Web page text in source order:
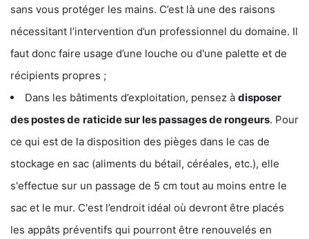
sans vous protéger les mains. C’est là une des raisons
nécessitant l’intervention d’un professionnel du domaine. Il
faut donc faire usage d’une louche ou d'une palette et de
récipients propres ;
Dans les bâtiments d’exploitation, pensez à disposer
des postes de raticide sur les passages de rongeurs. Pour
ce qui est de la disposition des pièges dans le cas de
stockage en sac (aliments du bétail, céréales, etc.), elle
s'effectue sur un passage de 5 cm tout au moins entre le
sac et le mur. C'est l’endroit idéal où devront être placés
les appâts préventifs qui pourront être renouvelés en